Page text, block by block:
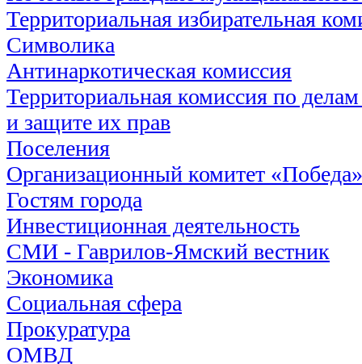
Территориальная избирательная
Символика
Антинаркотическая комиссия
Территориальная комиссия по
и защите их прав
Поселения
Организационный комитет «Победа»
Гостям города
Инвестиционная деятельность
СМИ - Гаврилов-Ямский вестник
Экономика
Социальная сфера
Прокуратура
ОМВД